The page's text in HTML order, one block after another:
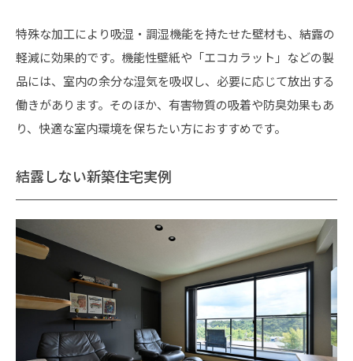
特殊な加工により吸湿・調湿機能を持たせた壁材も、結露の
軽減に効果的です。機能性壁紙や「エコカラット」などの製
品には、室内の余分な湿気を吸収し、必要に応じて放出する
働きがあります。そのほか、有害物質の吸着や防臭効果もあ
り、快適な室内環境を保ちたい方におすすめです。
結露しない新築住宅実例